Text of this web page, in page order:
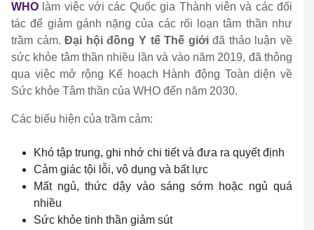
WHO làm việc với các Quốc gia Thành viên và các đối
tác để giảm gánh nặng của các rối loạn tâm thần như
trầm cảm.Đại hội đồng Y tế Thế giớiđã thảo luận về
sức khỏe tâm thần nhiều lần và vào năm 2019, đã thông
qua việc mở rộng Kế hoạch Hành động Toàn diện về
Sức khỏe Tâm thần của WHO đến năm 2030.
Các biểu hiện của trầm cảm:
Khó tập trung, ghi nhớ chi tiết và đưa ra quyết định
Cảm giác tội lỗi, vô dụng và bất lực
Mất ngủ, thức dậy vào sáng sớm hoặc ngủ quá
nhiều
Sức khỏe tinh thần giảm sút